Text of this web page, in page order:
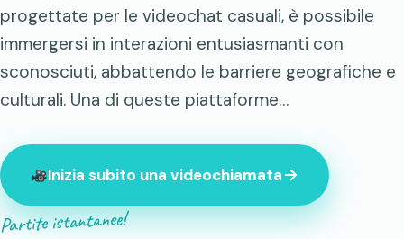
progettate per le videochat casuali, è possibile
immergersi in interazioni entusiasmanti con
sconosciuti, abbattendo le barriere geografiche e
culturali. Una di queste piattaforme…
Inizia subito una videochiamata
Partite istantanee!